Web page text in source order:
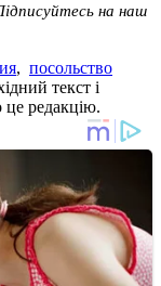
на наш
, посольство
текст і
редакцію.